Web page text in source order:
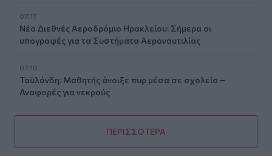
07:17
Νέο Διεθνές Αεροδρόμιο Ηρακλείου: Σήμερα οι
υπογραφές για τα Συστήματα Αεροναυτιλίας
07:10
Ταϋλάνδη: Μαθητής άνοιξε πυρ μέσα σε σχολείο –
Αναφορές για νεκρούς
ΠΕΡΙΣΣΟΤΕΡΑ